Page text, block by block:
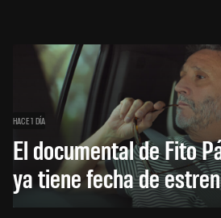
HACE 1 DÍA
El documental de Fito
ya tiene fecha de